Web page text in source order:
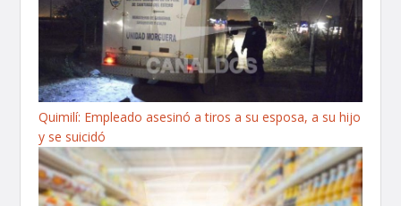
Quimilí: Empleado asesinó a tiros a su esposa, a su hijo
y se suicidó